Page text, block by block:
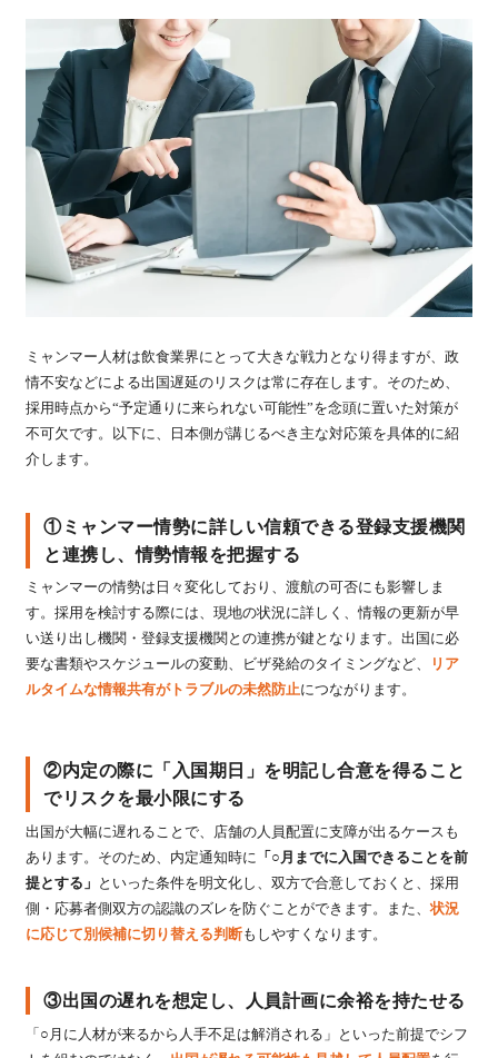
ミャンマー人材は飲食業界にとって大きな戦力となり得ますが、政
情不安などによる出国遅延のリスクは常に存在します。そのため、
採用時点から“予定通りに来られない可能性”を念頭に置いた対策が
不可欠です。以下に、日本側が講じるべき主な対応策を具体的に紹
介します。
①ミャンマー情勢に詳しい信頼できる登録支援機関
と連携し、情勢情報を把握する
ミャンマーの情勢は日々変化しており、渡航の可否にも影響しま
す。採用を検討する際には、現地の状況に詳しく、情報の更新が早
い送り出し機関・登録支援機関との連携が鍵となります。出国に必
要な書類やスケジュールの変動、ビザ発給のタイミングなど、
リア
ルタイムな情報共有がトラブルの未然防止につながります。
②内定の際に「入国期日」を明記し合意を得ること
でリスクを最小限にする
出国が大幅に遅れることで、店舗の人員配置に支障が出るケースも
あります。そのため、内定通知時に
「○月までに入国できることを前
提とする」
といった条件を明文化し、双方で合意しておくと、採用
側・応募者側双方の認識のズレを防ぐことができます。また、状況
に応じて別候補に切り替える判断もしやすくなります。
③出国の遅れを想定し、人員計画に余裕を持たせる
「○月に人材が来るから人手不足は解消される」といった前提でシフ